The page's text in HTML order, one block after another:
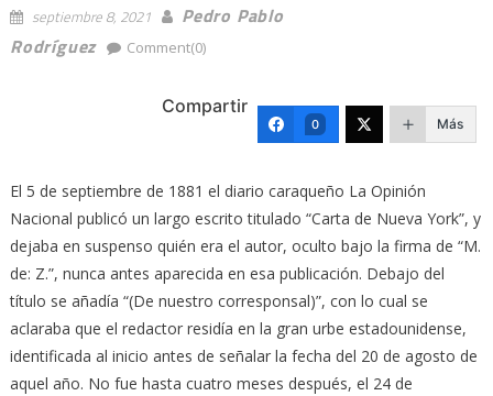
septiembre 8, 2021
Pedro Pablo
Rodríguez
Comment(0)
Compartir
0 Más
El 5 de septiembre de 1881 el diario caraqueño La Opinión
Nacional publicó un largo escrito titulado “Carta de Nueva York”, y
dejaba en suspenso quién era el autor, oculto bajo la firma de “M.
de: Z.”, nunca antes aparecida en esa publicación. Debajo del
título se añadía “(De nuestro corresponsal)”, con lo cual se
aclaraba que el redactor residía en la gran urbe estadounidense,
identificada al inicio antes de señalar la fecha del 20 de agosto de
aquel año. No fue hasta cuatro meses después, el 24 de